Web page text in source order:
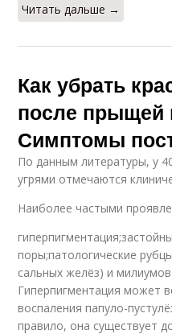
Читать дальше →
Как убрать
после прыщей
Симптомы
По данным литературы, у
угрями отмечаются
Наиболее частыми
поры;патологические
сальных желёз) и
Гиперпигментация может
воспаления папуло-
правило, она существует